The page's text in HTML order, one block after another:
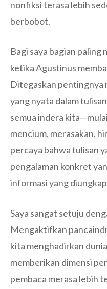
nonfiksi terasa lebih
berbobot.
Bagi saya bagian paling
ketika Agustinus
Ditegaskan pentingnya
yang nyata dalam
semua indera
mencium, merasakan,
percaya bahwa tulisan
pengalaman konkret
informasi yang
Saya sangat setuju
Mengaktifkan
kita menghadirkan
memberikan dimensi
pembaca merasa lebih